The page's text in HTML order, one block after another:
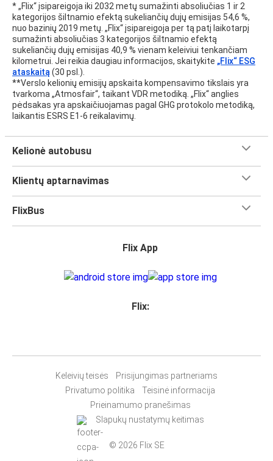
* „Flix“ įsipareigoja iki 2032 metų sumažinti absoliučias 1 ir 2
kategorijos šiltnamio efektą sukeliančių dujų emisijas 54,6 %,
nuo bazinių 2019 metų. „Flix“ įsipareigoja per tą patį laikotarpį
sumažinti absoliučias 3 kategorijos šiltnamio efektą
sukeliančių dujų emisijas 40,9 % vienam keleiviui tenkančiam
kilometrui. Jei reikia daugiau informacijos, skaitykite „Flix“ ESG
ataskaitą (30 psl.).
**Verslo kelionių emisijų apskaita kompensavimo tikslais yra
tvarkoma „Atmosfair“, taikant VDR metodiką. „Flix“ anglies
pėdsakas yra apskaičiuojamas pagal GHG protokolo metodiką,
laikantis ESRS E1-6 reikalavimų.
Kelionė autobusu
Klientų aptarnavimas
FlixBus
Flix App
Flix:
Keleivių teisės
Prisijungimas partneriams
Privatumo politika
Teisinė informacija
Prieinamumo pranešimas
Slapukų nustatymų keitimas
© 2026 Flix SE